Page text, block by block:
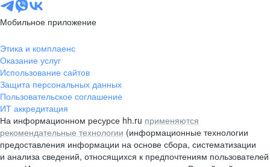
Мобильное приложение
Этика и комплаенс
Оказание услуг
Использование сайтов
Защита персональных данных
Пользовательское соглашение
ИТ аккредитация
На информационном ресурсе hh.ru применяются
рекомендательные технологии (информационные технологии
предоставления информации на основе сбора, систематизации
и анализа сведений, относящихся к предпочтениям пользователей